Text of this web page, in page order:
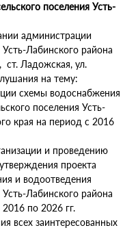
поселения Усть-
администрации
Лабинского района
ст. Ладожская, ул.
на тему:
схемы водоснабжения
поселения Усть-
края на период с 2016
и проведению
проекта
и водоотведения
Лабинского района
по 2026 гг.
всех заинтересованных